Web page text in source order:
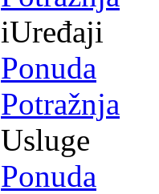
iUređaji
Ponuda
Potražnja
Usluge
Ponuda